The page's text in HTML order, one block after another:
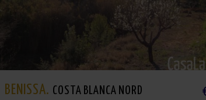
BENISSA. COSTA BLANCA NORD